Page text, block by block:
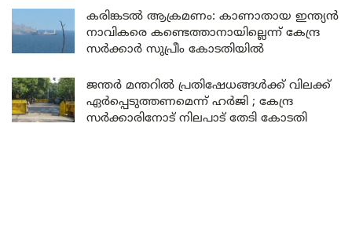
കരിങ്കടൽ ആക്രമണം: കാണാതായ ഇന്ത്യൻ
നാവികരെ കണ്ടെത്താനായില്ലെന്ന് കേന്ദ്ര
സർക്കാർ സുപ്രീം കോടതിയിൽ
ജന്തർ മന്തറിൽ പ്രതിഷേധങ്ങൾക്ക് വിലക്ക്
ഏർപ്പെടുത്തണമെന്ന് ഹർജി ; കേന്ദ്ര
സർക്കാരിനോട് നിലപാട് തേടി കോടതി